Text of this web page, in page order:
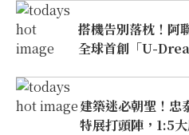
搭機告別落枕！阿
全球首創「U-
建築迷必朝聖！忠
特展打頭陣，1:5